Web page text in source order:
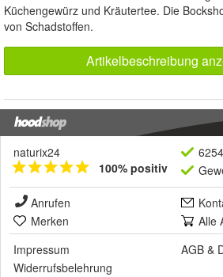
Küchengewürz und Kräutertee. Die
von Schadstoffen.
Artikelbeschreibung
naturix24
100% positiv
Anrufen
Merken
Alle
Impressum
AGB &
Widerrufsbelehrung